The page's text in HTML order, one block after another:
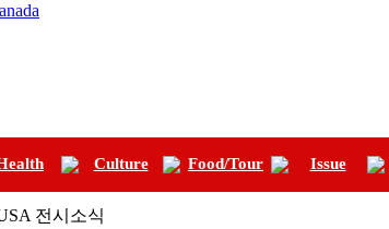
Culture Food/Tour Issue
전시소식